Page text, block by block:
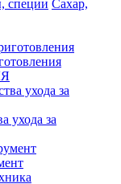
Сахар,
ухода за